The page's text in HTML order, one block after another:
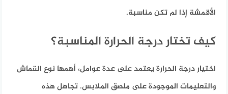
الأقمشة إذا لم تكن مناسبة.
كيف تختار درجة الحرارة المناسبة؟
اختيار درجة الحرارة يعتمد على عدة عوامل، أهمها نوع القماش
والتعليمات الموجودة على ملصق الملابس. تجاهل هذه